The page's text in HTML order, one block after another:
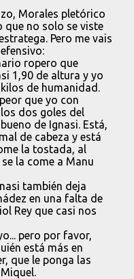
Morales pletórico
que no solo se viste
Pero me vais
ropero que
1,90 de altura y yo
de humanidad.
que yo con
dos goles del
de Ignasi. Está,
de cabeza y está
la tostada, al
la come a Manu
también deja
en una falta de
Rey que casi nos
pero por favor,
está más en
que le ponga las